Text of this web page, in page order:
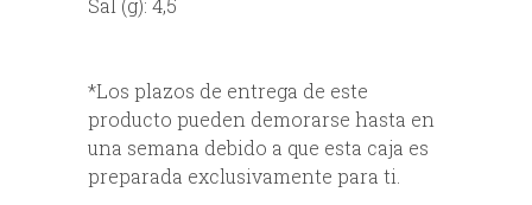
Sal (g): 4,5
*Los plazos de entrega de este
producto pueden demorarse hasta en
una semana debido a que esta caja es
preparada exclusivamente para ti.